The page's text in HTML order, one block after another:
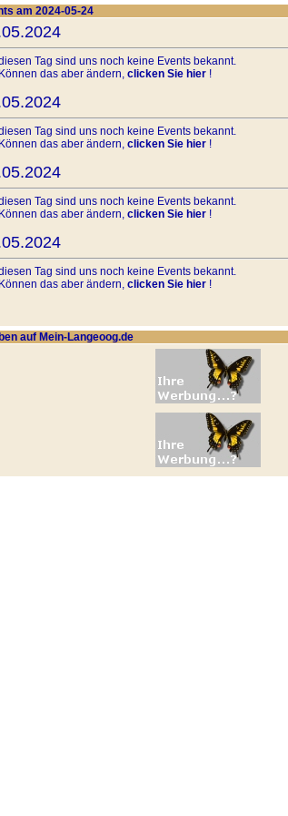
am 2024-05-24
Tag sind uns noch keine Events bekannt.
das aber ändern, clicken Sie hier !
Tag sind uns noch keine Events bekannt.
das aber ändern, clicken Sie hier !
Tag sind uns noch keine Events bekannt.
das aber ändern, clicken Sie hier !
Tag sind uns noch keine Events bekannt.
das aber ändern, clicken Sie hier !
Tag sind uns noch keine Events bekannt.
clicken Sie hier!
diesen Tag sind uns noch keine Events bekannt.
!
auf Mein-Langeoog.de